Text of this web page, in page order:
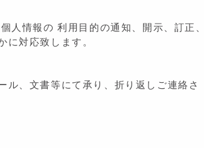
人情報の 利用目的の通知、開示、訂正、
対応致します。
、文書等にて承り、折り返しご連絡さ